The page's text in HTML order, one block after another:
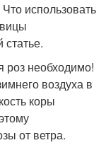
использовать
роз необходимо!
воздуха в
коры
от ветра.